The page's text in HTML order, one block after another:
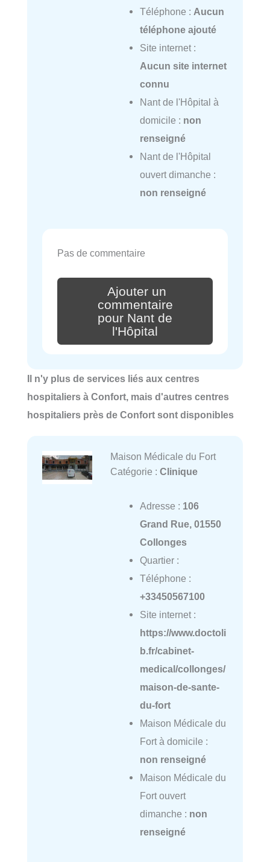
Téléphone : Aucun
téléphone ajouté
Site internet :
Aucun site internet
connu
Nant de l'Hôpital à
domicile : non
renseigné
Nant de l'Hôpital
ouvert dimanche :
non renseigné
Pas de commentaire
Ajouter un
commentaire
pour Nant de
l'Hôpital
Il n'y plus de services liés aux centres
hospitaliers à Confort, mais d'autres centres
hospitaliers près de Confort sont disponibles
Maison Médicale du Fort
Catégorie : Clinique
Adresse : 106
Grand Rue, 01550
Collonges
Quartier :
Téléphone :
+33450567100
Site internet :
https://www.doctoli
b.fr/cabinet-
medical/collonges/
maison-de-sante-
du-fort
Maison Médicale du
Fort à domicile :
non renseigné
Maison Médicale du
Fort ouvert
dimanche : non
renseigné